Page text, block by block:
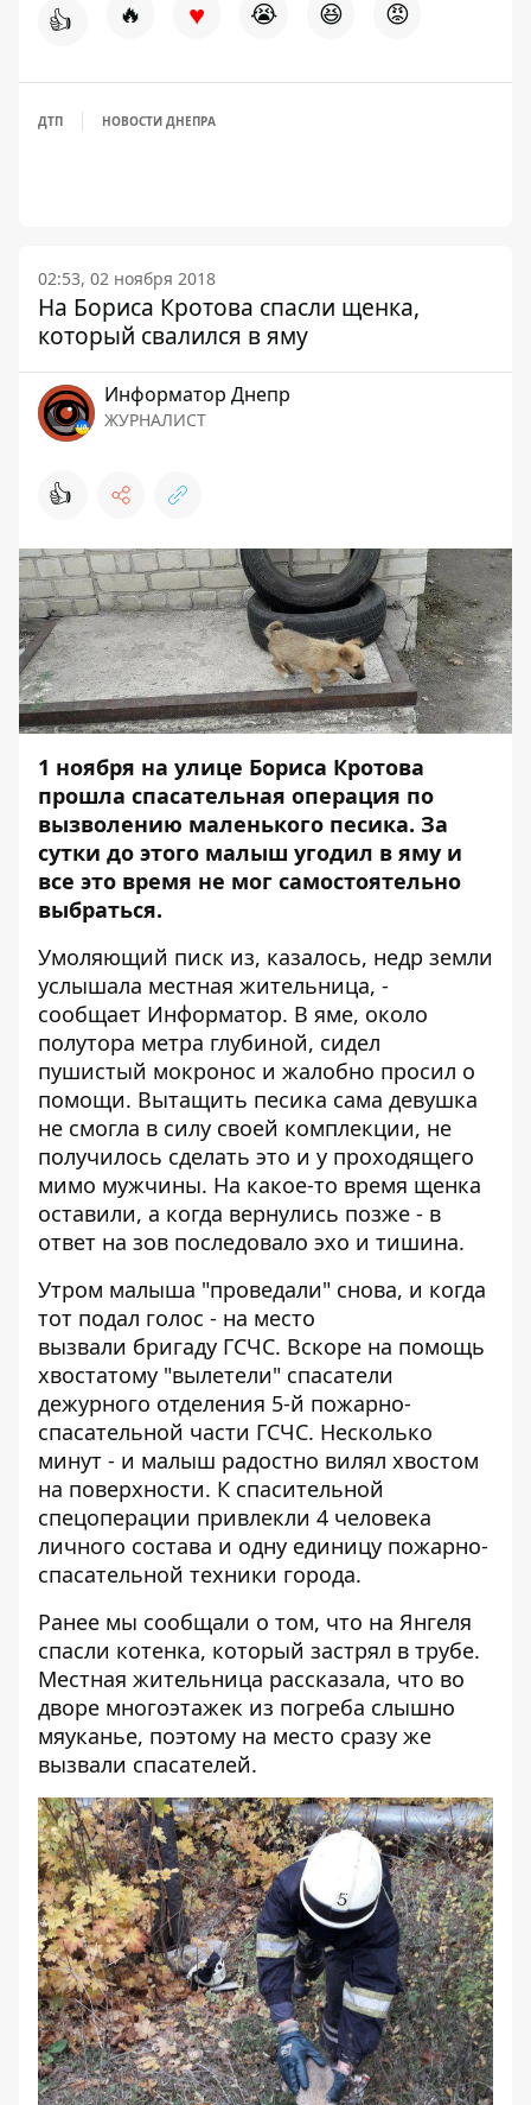
👍 🔥 ♥ 😭 😆 😡
ДТП НОВОСТИ ДНЕПРА
02:53, 02 ноября 2018
На Бориса Кротова спасли щенка,
который свалился в яму
Информатор Днепр
ЖУРНАЛИСТ
👍
1 ноября на улице Бориса Кротова
прошла спасательная операция по
вызволению маленького песика. За
сутки до этого малыш угодил в яму и
все это время не мог самостоятельно
выбраться.
Умоляющий писк из, казалось, недр земли
услышала местная жительница, -
сообщает Информатор. В яме, около
полутора метра глубиной, сидел
пушистый мокронос и жалобно просил о
помощи. Вытащить песика сама девушка
не смогла в силу своей комплекции, не
получилось сделать это и у проходящего
мимо мужчины. На какое-то время щенка
оставили, а когда вернулись позже - в
ответ на зов последовало эхо и тишина.
Утром малыша "проведали" снова, и когда
тот подал голос - на место
вызвали бригаду ГСЧС. Вскоре на помощь
хвостатому "вылетели" спасатели
дежурного отделения 5-й пожарно-
спасательной части ГСЧС. Несколько
минут - и малыш радостно вилял хвостом
на поверхности. К спасительной
спецоперации привлекли 4 человека
личного состава и одну единицу пожарно-
спасательной техники города.
Ранее мы сообщали о том, что на Янгеля
спасли котенка, который застрял в трубе.
Местная жительница рассказала, что во
дворе многоэтажек из погреба слышно
мяуканье, поэтому на место сразу же
вызвали спасателей.